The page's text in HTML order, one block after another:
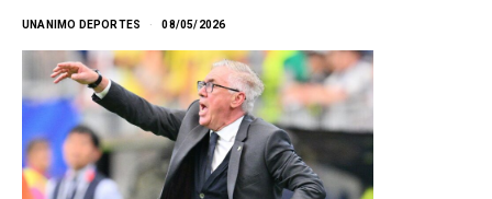
UNANIMO DEPORTES 08/05/2026